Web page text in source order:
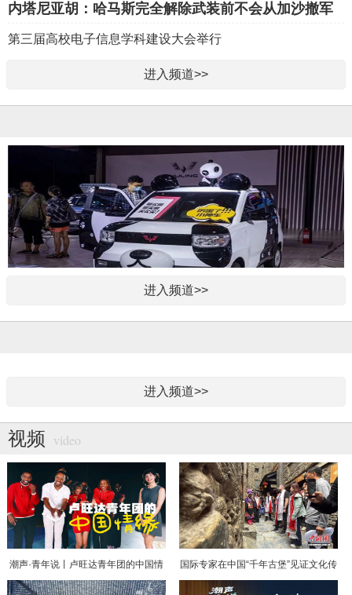
内塔尼亚胡：哈马斯完全解除武装前不会从加沙撤军
第三届高校电子信息学科建设大会举行
海内外华商齐聚泉城 共探“智造出海”新机遇
国际创新创业创意生态大会在重庆举行
格鲁吉亚总理：格中关系提升将带来更多丰硕成果
进入频道>>
自主品牌明星车型……青岛车展喊你来感受汽车的魅
青岛首个创新创业大赛创新力报告发布
进入频道>>
进入频道>>
视频 video
潮声·青年说丨卢旺达青年团的中国情
缘
国际专家在中国“千年古堡”见证文化传
承